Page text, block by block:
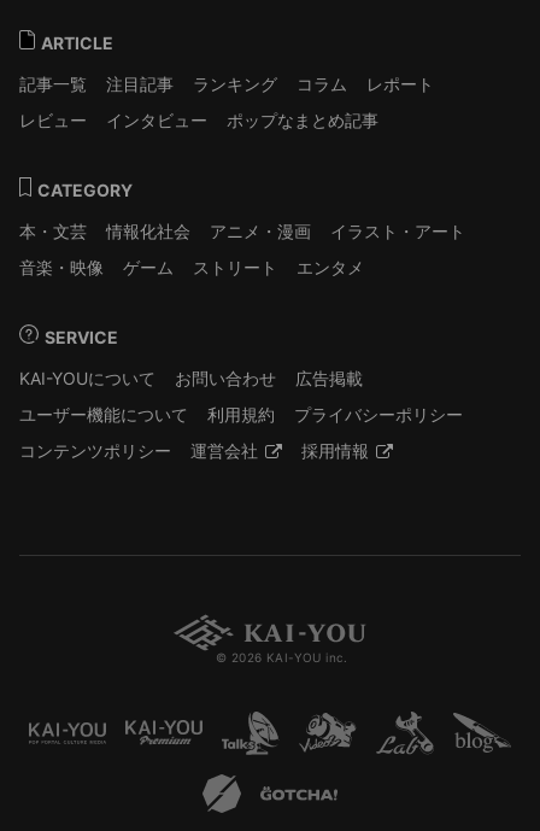
ARTICLE
記事一覧
注目記事 ランキング コラム
レポート
レビュー
インタビュー ポップなまとめ記事
CATEGORY
本・文芸
情報化社会 アニメ・漫画
イラスト・アート
音楽・映像
ゲーム ストリート エンタメ
SERVICE
KAI-YOUについて
お問い合わせ
広告掲載
ユーザー機能について
利用規約
プライバシーポリシー
コンテンツポリシー
運営会社 採用情報
© 2026 KAI-YOU inc.